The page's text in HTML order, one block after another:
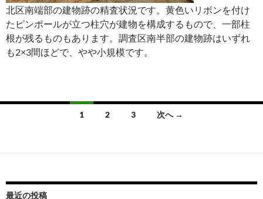
北区南端部の建物跡の精査状況です。黄色いリボンを付け
たピンポールが立つ柱穴が建物を構成するもので、一部柱
根が残るものもあります。調査区南半部の建物跡はいずれ
も2×3間ほどで、やや小規模です。
ナ
1 2 3 次へ →
最近の投稿